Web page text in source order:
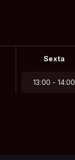
Sexta
13:00 - 14:00